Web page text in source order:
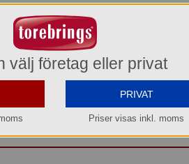
eller hämta själva vid vårt lager i Aneby.
krämiga färskost sin utmärkta arom
är ett måste för alla som älskar
välj företag eller privat
PRIVAT
Priser visas inkl. moms